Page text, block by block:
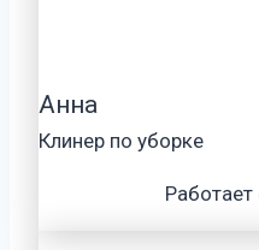
Анна
Клинер по уборке